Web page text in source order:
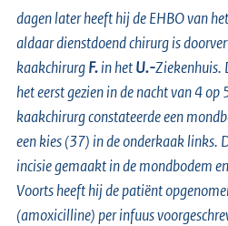
dagen later heeft hij de EHBO van het
aldaar dienstdoend chirurg is
kaakchirurgF.in hetU.-Ziekenhuis.
het eerst gezien in de nacht van 4
kaakchirurg constateerde een
een kies (37) in de onderkaak links.
incisie gemaakt in de mondbodem
Voorts heeft hij de patiënt
(amoxicilline) per infuus